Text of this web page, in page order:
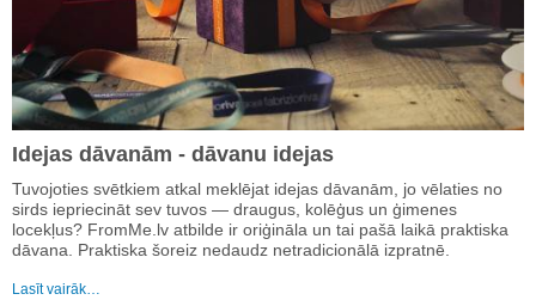
Idejas dāvanām - dāvanu idejas
Tuvojoties svētkiem atkal meklējat idejas dāvanām, jo vēlaties no
sirds iepriecināt sev tuvos — draugus, kolēģus un ģimenes
locekļus? FromMe.lv atbilde ir oriģināla un tai pašā laikā praktiska
dāvana. Praktiska šoreiz nedaudz netradicionālā izpratnē.
Lasīt vairāk…